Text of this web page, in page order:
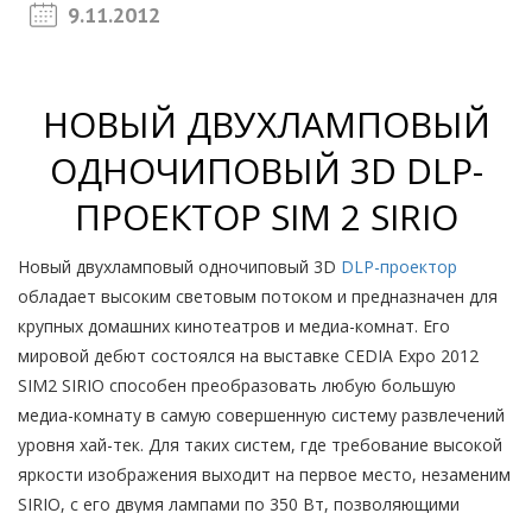
9.11.2012
НОВЫЙ ДВУХЛАМПОВЫЙ
ОДНОЧИПОВЫЙ 3D DLP-
ПРОЕКТОР SIM 2 SIRIO
Новый двухламповый одночиповый 3D DLP-проектор
обладает высоким световым потоком и предназначен для
крупных домашних кинотеатров и медиа-комнат. Его
мировой дебют состоялся на выставке CEDIA Expo 2012
SIM2 SIRIO способен преобразовать любую большую
медиа-комнату в самую совершенную систему развлечений
уровня хай-тек. Для таких систем, где требование высокой
яркости изображения выходит на первое место, незаменим
SIRIO, с его двумя лампами по 350 Вт, позволяющими